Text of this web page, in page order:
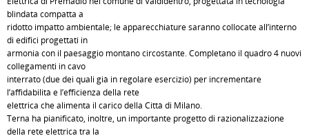
blindata compatta a
ridotto impatto ambientale; le apparecchiature saranno collocate all’interno
di edifici progettati in
armonia con il paesaggio montano circostante. Completano il quadro 4 nuovi
collegamenti in cavo
interrato (due dei quali già in regolare esercizio) per incrementare
l’affidabilità e l’efficienza della rete
elettrica che alimenta il carico della Città di Milano.
Terna ha pianificato, inoltre, un importante progetto di razionalizzazione
della rete elettrica tra la